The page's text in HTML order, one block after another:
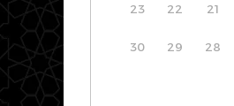
21
22
23
28
29
30